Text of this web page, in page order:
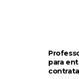
para